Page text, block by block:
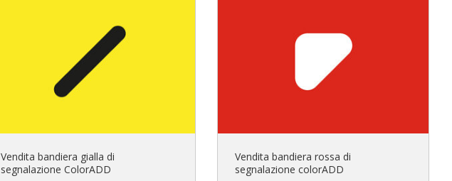
Vendita bandiera gialla di
segnalazione ColorADD
Vendita bandiera rossa di
segnalazione colorADD